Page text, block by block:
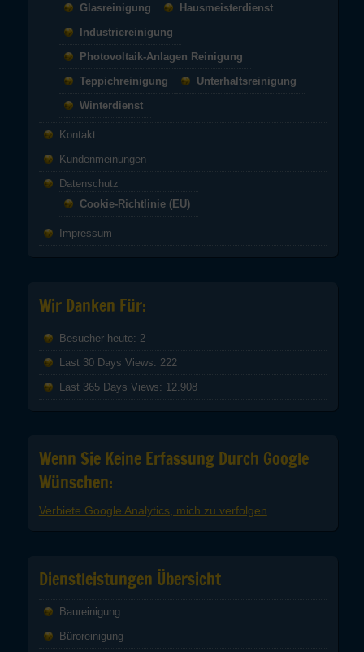
Glasreinigung
Hausmeisterdienst
Industriereinigung
Photovoltaik-Anlagen Reinigung
Teppichreinigung
Unterhaltsreinigung
Winterdienst
Kontakt
Kundenmeinungen
Datenschutz
Cookie-Richtlinie (EU)
Impressum
Wir Danken Für:
Besucher heute: 2
Last 30 Days Views: 222
Last 365 Days Views: 12.908
Wenn Sie Keine Erfassung Durch Google
Wünschen:
Verbiete Google Analytics, mich zu verfolgen
Dienstleistungen Übersicht
Baureinigung
Büroreinigung